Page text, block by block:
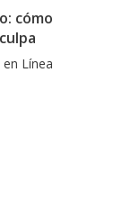
cómo
Línea